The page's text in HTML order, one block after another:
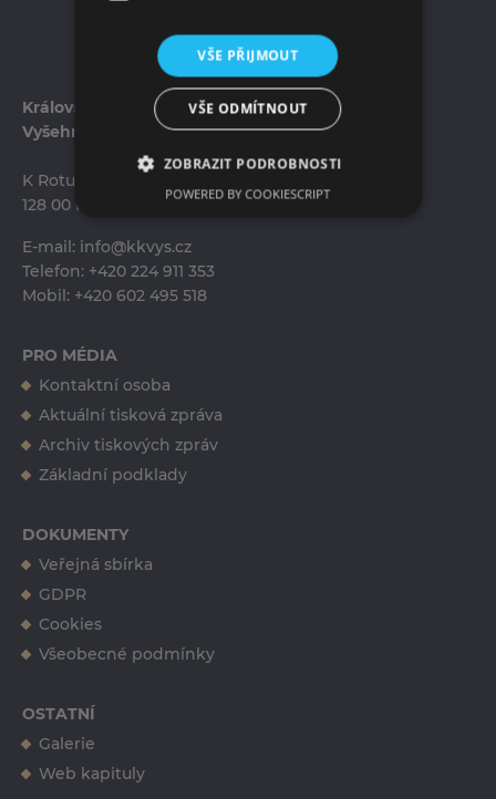
Královská kolegiátní kapitula sv. Petra a Pavla na
Vyšehradě
K Rotundě 100/10
128 00 Praha 2-Vyšehrad
E-mail: info@kkvys.cz
Telefon: +420 224 911 353
Mobil: +420 602 495 518
PRO MÉDIA
Kontaktní osoba
Ing. Erika Tučková
+420 724 557 835
Aktuální tisková zpráva
Archiv tiskových zpráv
Základní podklady
DOKUMENTY
Veřejná sbírka
GDPR
Cookies
Všeobecné podmínky
OSTATNÍ
Galerie
Web kapituly
VŠE PŘIJMOUT
VŠE ODMÍTNOUT
ZOBRAZIT PODROBNOSTI
POWERED BY COOKIESCRIPT